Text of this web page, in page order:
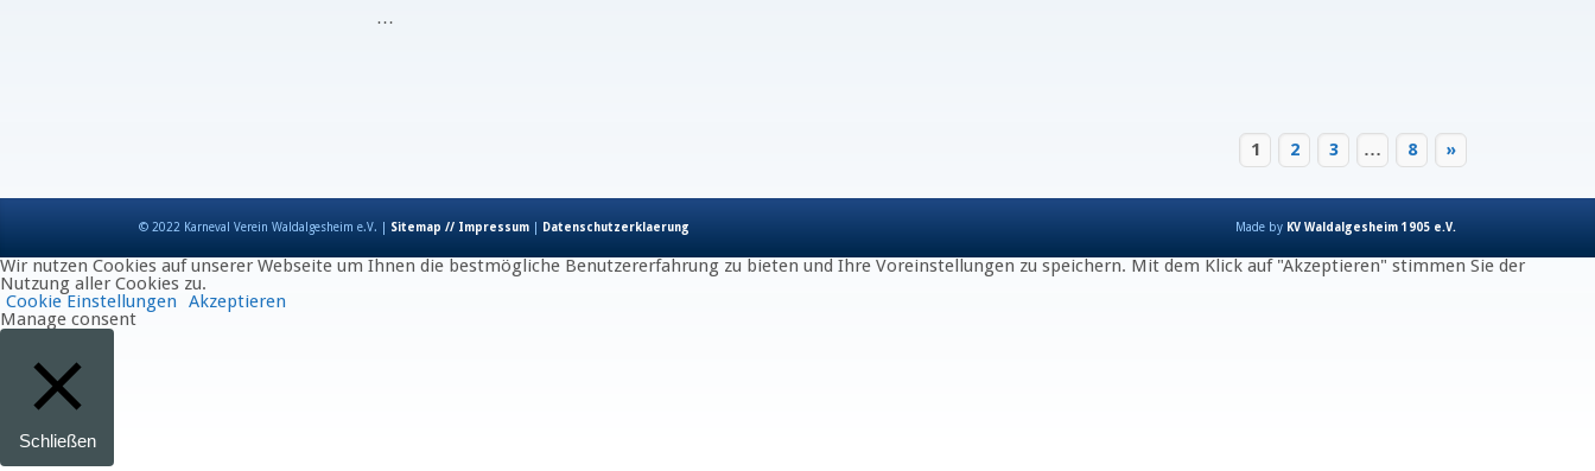
…
1 2 3 … 8 »
© 2022 Karneval Verein Waldalgesheim e.V. | Sitemap // Impressum Datenschutzerklaerung Made by KV Waldalgesheim 1905 e.V.
Wir nutzen Cookies auf unserer Webseite um Ihnen die bestmögliche Benutzererfahrung zu bieten und Ihre Voreinstellungen zu speichern. Mit dem Klick auf "Akzeptieren" stimmen Sie der
Nutzung aller Cookies zu.
Cookie Einstellungen
Akzeptieren
Manage consent
Schließen